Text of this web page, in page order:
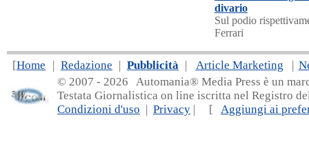
divario
Sul podio
Ferrari
[Home | Redazione | Pubblicità | Article Marketing |
© 2007 - 2026 Automania® Media Press è un
Testata Giornalistica on line iscritta nel Registro
Condizioni d'uso | Privacy | [ Aggiungi ai